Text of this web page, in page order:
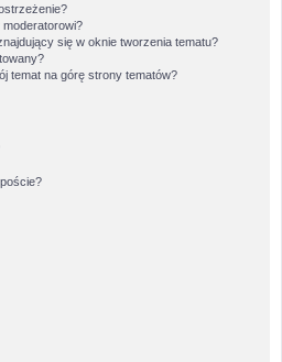
moderatorowi?
się w oknie tworzenia tematu?
temat na górę strony tematów?